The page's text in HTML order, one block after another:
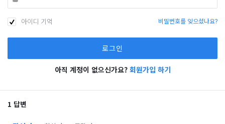
아이디 기억 비밀번호를 잊으셨나요?
아직 계정이 없으신가요? 회원가입 하기
1 답변